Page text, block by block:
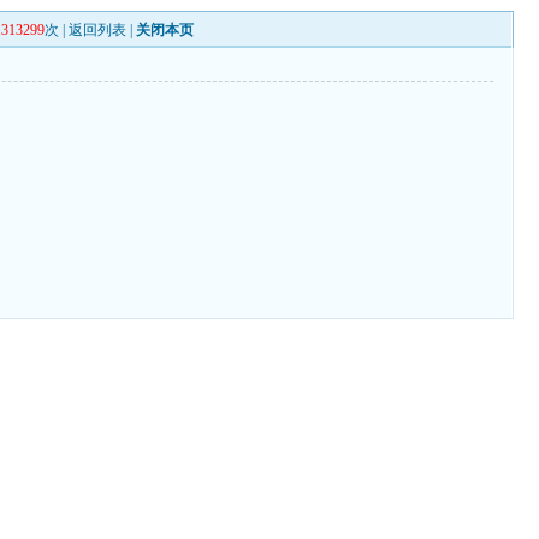
次 |返回列表 关闭本页